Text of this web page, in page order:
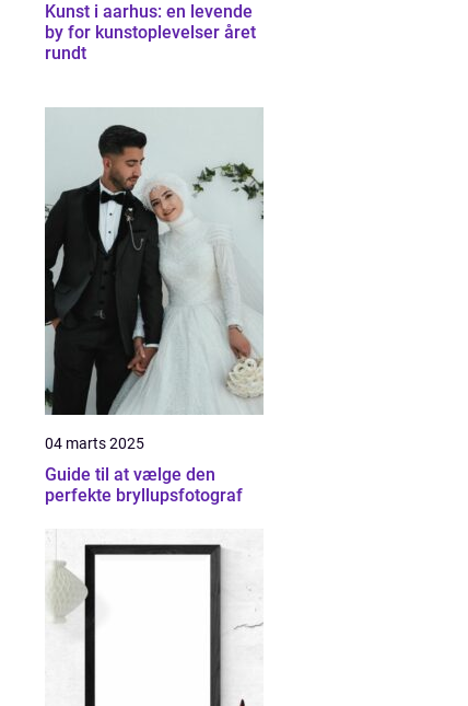
Kunst i aarhus: en levende
by for kunstoplevelser året
rundt
04 marts 2025
Guide til at vælge den
perfekte bryllupsfotograf